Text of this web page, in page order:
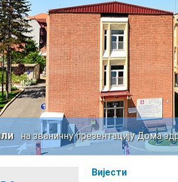
на званичну презентацију Дома
Вијести